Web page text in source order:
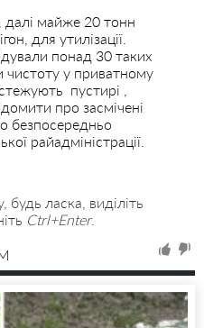
далі майже 20 тонн
для утилізації.
понад 30 таких
у приватному
пустирі ,
про засмічені
безпосередньо
райадміністрації.
ласка, виділіть
Ctrl+Enter.